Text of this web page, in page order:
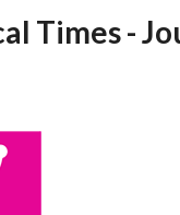
Times -